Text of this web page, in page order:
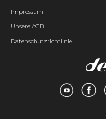
Impressum
Unsere AGB
Datenschutzrichtlinie